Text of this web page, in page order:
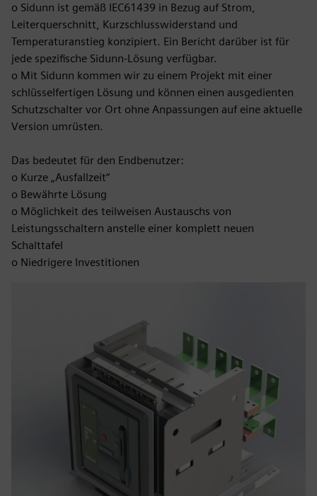
o Sidunn ist gemäß IEC61439 in Bezug auf Strom,
Leiterquerschnitt, Kurzschlusswiderstand und
Temperaturanstieg konzipiert. Ein Bericht darüber ist für
jede spezifische Sidunn-Lösung verfügbar.
o Mit Sidunn kommen wir zu einem Projekt mit einer
schlüsselfertigen Lösung und können einen ausgedienten
Schutzschalter vor Ort ohne Anpassungen auf eine aktuelle
Version umrüsten.
Das bedeutet für den Endbenutzer:
o Kurze „Ausfallzeit“
o Bewährte Lösung
o Möglichkeit des teilweisen Austauschs von
Leistungsschaltern anstelle einer komplett neuen
Schalttafel
o Niedrigere Investitionen